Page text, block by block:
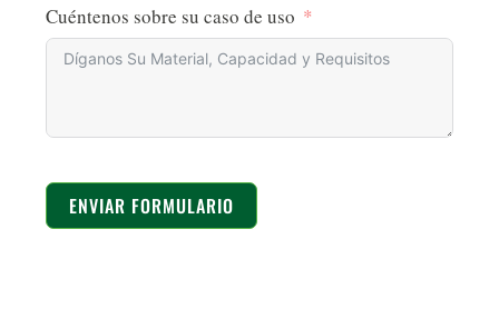
Cuéntenos sobre su caso de uso
ENVIAR FORMULARIO